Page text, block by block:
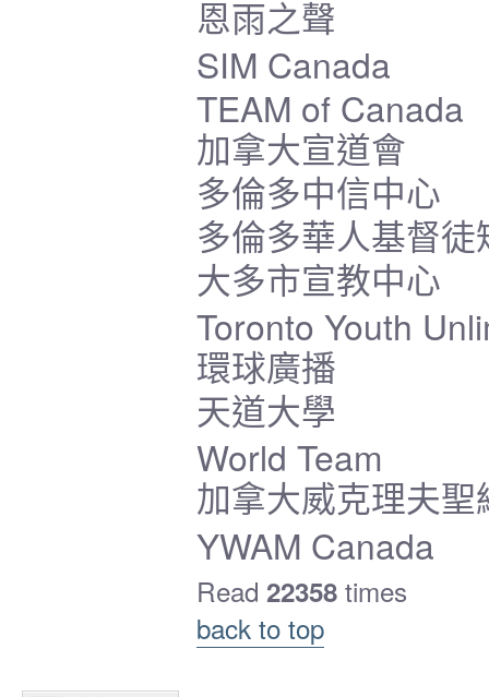
恩雨之聲
SIM Canada
TEAM of Canada
加拿大宣道會
多倫多中信中心
多倫多華人基督徒
大多市宣教中心
Toronto Youth
環球廣播
天道大學
World Team
加拿大威克理夫聖
YWAM Canada
Read 22358 times
back to top